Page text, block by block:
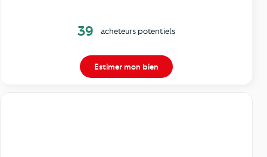
39 acheteurs potentiels
Estimer mon bien